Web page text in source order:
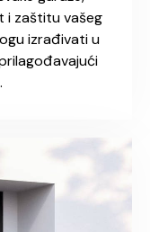
i zaštitu vašeg
izrađivati u